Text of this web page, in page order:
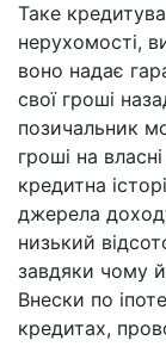
Таке
нерухомості,
воно надає
свої гроші
позичальник
гроші на
кредитна
джерела
низький
завдяки чому
Внески по
кредитах,